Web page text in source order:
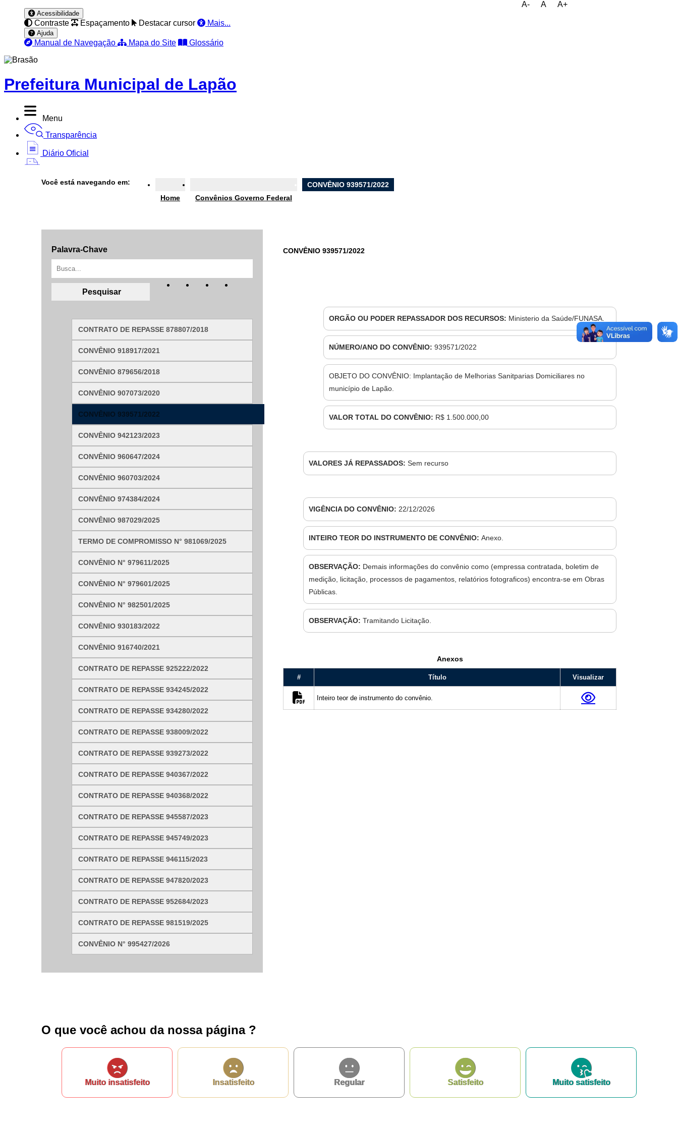
A- A A+
Acessibilidade
Contraste Espaçamento Destacar cursor Mais...
Ajuda
Manual de Navegação Mapa do Site Glossário
Prefeitura Municipal de Lapão
Menu
Transparência
Diário Oficial
Filtrar por todos
Acesso à Informação
Cidadão
Secretarias
Transparência
Fale conosco
Fale conosco
Cidade/Estado
Ao iniciar um contato, você concorda com aPolítica de privacidade
...Ou se preferir
Ligue para nós
Ou seja atendido presencialmente
Segunda a sexta-feira, das 8:00 as 12:00 e 14:00 as 17:00 hs
AVENIDA JUSTINIANO DE CASTRO DOURADO, 135, Centro, Lapão, BA, 44905000
Outros meios de contato
e-SIC
Ouvidoria
Você está navegando em:
Home
Convênios Governo Federal
CONVÊNIO 939571/2022
Palavra-Chave
CONTRATO DE REPASSE 878807/2018
CONVÊNIO 918917/2021
CONVÊNIO 879656/2018
CONVÊNIO 907073/2020
CONVÊNIO 939571/2022
CONVÊNIO 942123/2023
CONVÊNIO 960647/2024
CONVÊNIO 960703/2024
CONVÊNIO 974384/2024
CONVÊNIO 987029/2025
TERMO DE COMPROMISSO N° 981069/2025
CONVÊNIO N° 979611/2025
CONVÊNIO N° 979601/2025
CONVÊNIO N° 982501/2025
CONVÊNIO 930183/2022
CONVÊNIO 916740/2021
CONTRATO DE REPASSE 925222/2022
CONTRATO DE REPASSE 934245/2022
CONTRATO DE REPASSE 934280/2022
CONTRATO DE REPASSE 938009/2022
CONTRATO DE REPASSE 939273/2022
CONTRATO DE REPASSE 940367/2022
CONTRATO DE REPASSE 940368/2022
CONTRATO DE REPASSE 945587/2023
CONTRATO DE REPASSE 945749/2023
CONTRATO DE REPASSE 946115/2023
CONTRATO DE REPASSE 947820/2023
CONTRATO DE REPASSE 952684/2023
CONTRATO DE REPASSE 981519/2025
CONVÊNIO N° 995427/2026
CONVÊNIO 939571/2022
ORGÃO OU PODER REPASSADOR DOS RECURSOS: Ministerio da Saúde/FUNASA.
NÚMERO/ANO DO CONVÊNIO: 939571/2022
OBJETO DO CONVÊNIO: Implantação de Melhorias Sanitparias Domiciliares no
município de Lapão.
VALOR TOTAL DO CONVÊNIO: R$ 1.500.000,00
VALORES JÁ REPASSADOS: Sem recurso
VIGÊNCIA DO CONVÊNIO: 22/12/2026
INTEIRO TEOR DO INSTRUMENTO DE CONVÊNIO: Anexo.
OBSERVAÇÃO: Demais informações do convênio como (empressa contratada, boletim de
medição, licitação, processos de pagamentos, relatórios fotograficos) encontra-se em Obras
Públicas.
OBSERVAÇÃO: Tramitando Licitação.
Anexos
# Título Visualizar
Inteiro teor de instrumento do convênio.
O que você achou da nossa página ?
Muito insatisfeito Insatisfeito Regular Satisfeito Muito satisfeito